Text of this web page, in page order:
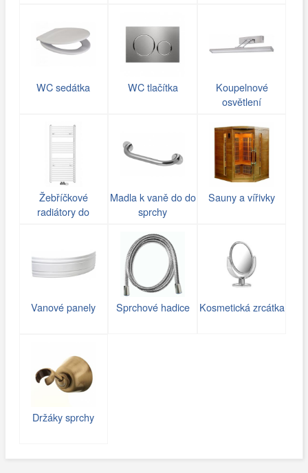
WC sedátka WC tlačítka
Koupelnové
osvětlení
Žebříčkové
radiátory do
Madla k vaně do do
sprchy
Sauny a vířivky
Vanové panely Sprchové hadice Kosmetická zrcátka
Držáky sprchy